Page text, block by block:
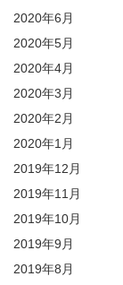
2020年6月
2020年5月
2020年4月
2020年3月
2020年2月
2020年1月
2019年12月
2019年11月
2019年10月
2019年9月
2019年8月